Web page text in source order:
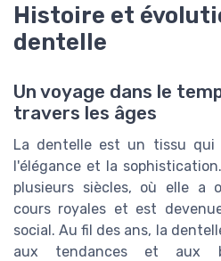
Histoire et
dentelle
Un voyage dans le
travers les âges
La dentelle est un tissu qui
l'élégance et la
plusieurs siècles, où elle a
cours royales et est
social. Au fil des ans, la
aux tendances et aux